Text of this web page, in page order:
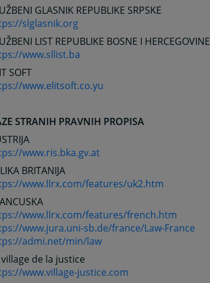
GLASNIK REPUBLIKE SRPSKE
slglasnik.org
LIST REPUBLIKE BOSNE I HERCEGOVINE
www.sllist.ba
SOFT
www.elitsoft.co.yu
STRANIH PRAVNIH PROPISA
www.ris.bka.gv.at
BRITANIJA
www.llrx.com/features/uk2.htm
www.llrx.com/features/french.htm
www.jura.uni-sb.de/france/Law-France
admi.net/min/law
village de la justice
www.village-justice.com